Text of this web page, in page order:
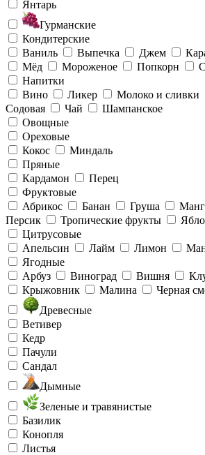
Янтарь
Гурманские
Кондитерские
Ваниль
Выпечка Джем
Мёд
Мороженое Попкорн
Напитки
Вино
Ликер Молоко и сливки
Содовая
Чай
Шампанское
Овощные
Ореховые
Кокос
Миндаль
Пряные
Кардамон
Перец
Фруктовые
Абрикос
Банан Груша
Персик
Тропические фрукты
Цитрусовые
Апельсин
Лайм Лимон
Ягодные
Арбуз
Виноград Вишня
Крыжовник
Малина
Черная
Древесные
Ветивер
Кедр
Пачули
Сандал
Дымные
Зеленые и травянистые
Базилик
Конопля
Листья